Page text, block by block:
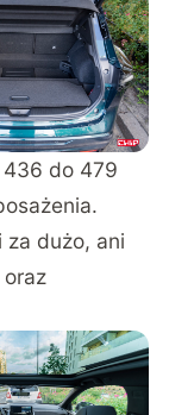
436 do 479
za dużo, ani
oraz